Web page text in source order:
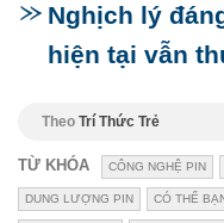
Nghịch lý
hiện tại vẫn
Theo Trí Thức Trẻ
TỪ KHÓA CÔNG NGHỆ PIN
DUNG LƯỢNG PIN CÓ THỂ